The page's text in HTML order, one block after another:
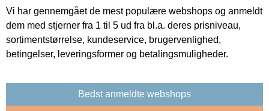
Vi har gennemgået de mest populære webshops og anmeldt
dem med stjerner fra 1 til 5 ud fra bl.a. deres prisniveau,
sortimentstørrelse, kundeservice, brugervenlighed,
betingelser, leveringsformer og betalingsmuligheder.
Bedst anmeldte webshops